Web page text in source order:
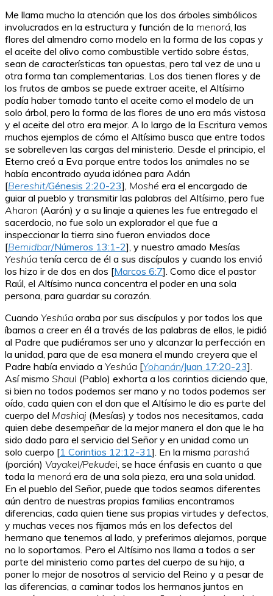
Me llama mucho la atención que los dos árboles simbólicos
involucrados en la estructura y función de la menorá, las
flores del almendro como modelo en la forma de las copas y
el aceite del olivo como combustible vertido sobre éstas,
sean de características tan opuestas, pero tal vez de una u
otra forma tan complementarias. Los dos tienen flores y de
los frutos de ambos se puede extraer aceite, el Altísimo
podía haber tomado tanto el aceite como el modelo de un
solo árbol, pero la forma de las flores de uno era más vistosa
y el aceite del otro era mejor. A lo largo de la Escritura vemos
muchos ejemplos de cómo el Altísimo busca que entre todos
se sobrelleven las cargas del ministerio. Desde el principio, el
Eterno creó a Eva porque entre todos los animales no se
había encontrado ayuda idónea para Adán
[Bereshit/Génesis 2:20-23], Moshé era el encargado de
guiar al pueblo y transmitir las palabras del Altísimo, pero fue
Aharon (Aarón) y a su linaje a quienes les fue entregado el
sacerdocio, no fue solo un explorador el que fue a
inspeccionar la tierra sino fueron enviados doce
[Bemidbar/Números 13:1-2], y nuestro amado Mesías
Yeshúa tenía cerca de él a sus discípulos y cuando los envió
los hizo ir de dos en dos [Marcos 6:7]. Como dice el pastor
Raúl, el Altísimo nunca concentra el poder en una sola
persona, para guardar su corazón.
Cuando Yeshúa oraba por sus discípulos y por todos los que
íbamos a creer en él a través de las palabras de ellos, le pidió
al Padre que pudiéramos ser uno y alcanzar la perfección en
la unidad, para que de esa manera el mundo creyera que el
Padre había enviado a Yeshúa [Yohanán/Juan 17:20-23].
Así mismo Shaul (Pablo) exhorta a los corintios diciendo que,
si bien no todos podemos ser mano y no todos podemos ser
oído, cada quien con el don que el Altísimo le dio es parte del
cuerpo del Mashiaj (Mesías) y todos nos necesitamos, cada
quien debe desempeñar de la mejor manera el don que le ha
sido dado para el servicio del Señor y en unidad como un
solo cuerpo [1 Corintios 12:12-31]. En la misma parashá
(porción) Vayakel/Pekudei, se hace énfasis en cuanto a que
toda la menorá era de una sola pieza, era una sola unidad.
En el pueblo del Señor, puede que todos seamos diferentes
aún dentro de nuestras propias familias encontramos
diferencias, cada quien tiene sus propias virtudes y defectos,
y muchas veces nos fijamos más en los defectos del
hermano que tenemos al lado, y preferimos alejarnos, porque
no lo soportamos. Pero el Altísimo nos llama a todos a ser
parte del ministerio como partes del cuerpo de su hijo, a
poner lo mejor de nosotros al servicio del Reino y a pesar de
las diferencias, a caminar todos los hermanos juntos en